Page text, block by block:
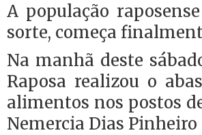
A população
sorte, começa
Na manhã deste
Raposa realizou o
alimentos nos postos
Nemercia Dias Pinheiro